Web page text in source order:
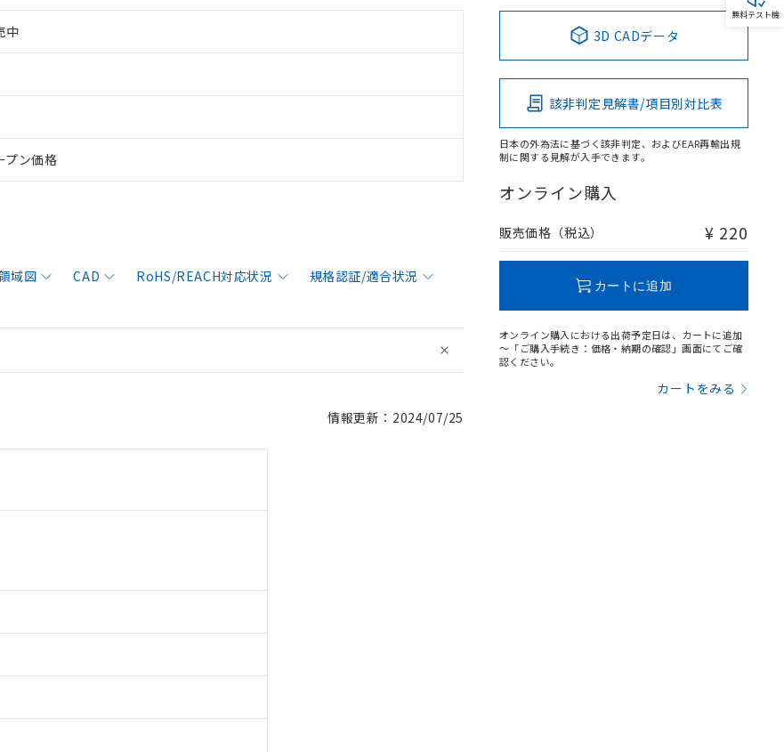
中
プン価格
域図 CAD RoHS/REACH対応状況 規格認証/適合状況
情報更新：2024/07/25
3D CADデータ
該非判定見解書/項目別対比表
日本の外為法に基づく該非判定、およびEAR再輸出規
制に関する見解が入手できます。
オンライン購入
販売価格（税込） ¥ 220
カートに追加
オンライン購入における出荷予定日は、カートに追加
～「ご購入手続き：価格・納期の確認」画面にてご確
認ください。
カートをみる
無料テスト機